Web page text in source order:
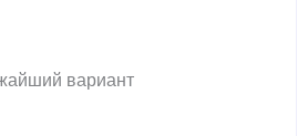
вариант